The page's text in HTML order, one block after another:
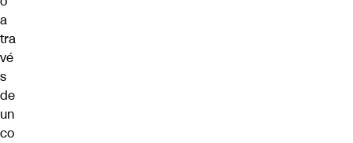
a
tra
vé
s
de
un
co